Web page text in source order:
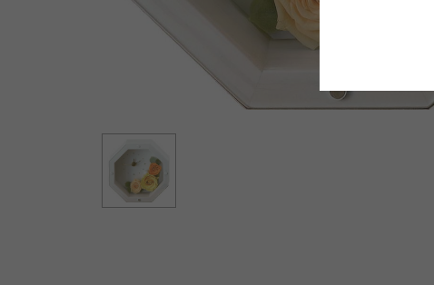
コープしが
よどがわ市民生協
コープしが
よどがわ市民生協
コープしが
よどがわ市民生協